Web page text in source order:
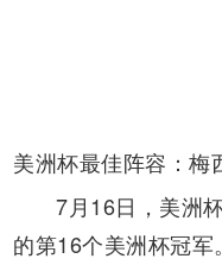
美洲杯最佳阵容：梅
7月16日，美洲
的第16个美洲杯冠